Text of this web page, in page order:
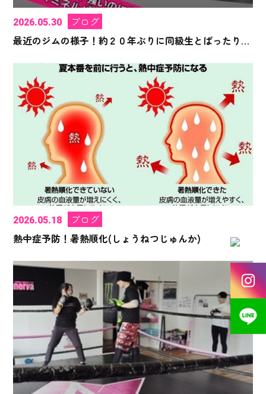
2026.05.30
ブログ
最近のジムの様子！約２０年ぶりに同級生とばったり再会！
2026.05.18
ブログ
熱中症予防！暑熱順化(しょうねつじゅんか)